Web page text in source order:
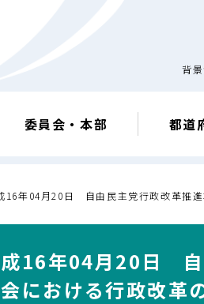
背
委員会・本部 都道
16年04月20日 自由民主党行政改革推進
16年04月20日 自
における行政改革